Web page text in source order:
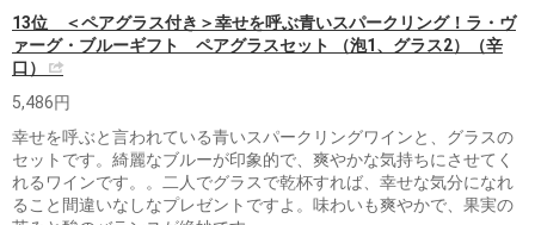
13位 ＜ペアグラス付き＞幸せを呼ぶ青いスパークリング！ラ・ヴ
ァーグ・ブルーギフト ペアグラスセット （泡1、グラス2）（辛
口）
5,486円
幸せを呼ぶと言われている青いスパークリングワインと、グラスの
セットです。綺麗なブルーが印象的で、爽やかな気持ちにさせてく
れるワインです。。二人でグラスで乾杯すれば、幸せな気分になれ
ること間違いなしなプレゼントですよ。味わいも爽やかで、果実の